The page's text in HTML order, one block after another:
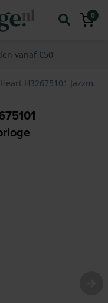
0
vanaf €50
H32675101